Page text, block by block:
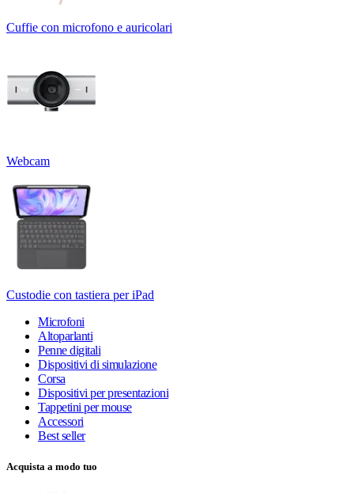
Cuffie con microfono e auricolari
Webcam
Custodie con tastiera per iPad
Microfoni
Altoparlanti
Penne digitali
Dispositivi di simulazione
Corsa
Dispositivi per presentazioni
Tappetini per mouse
Accessori
Best seller
Acquista a modo tuo